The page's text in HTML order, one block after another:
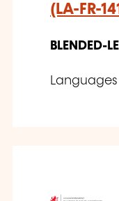
(LA-FR-
BLENDED-